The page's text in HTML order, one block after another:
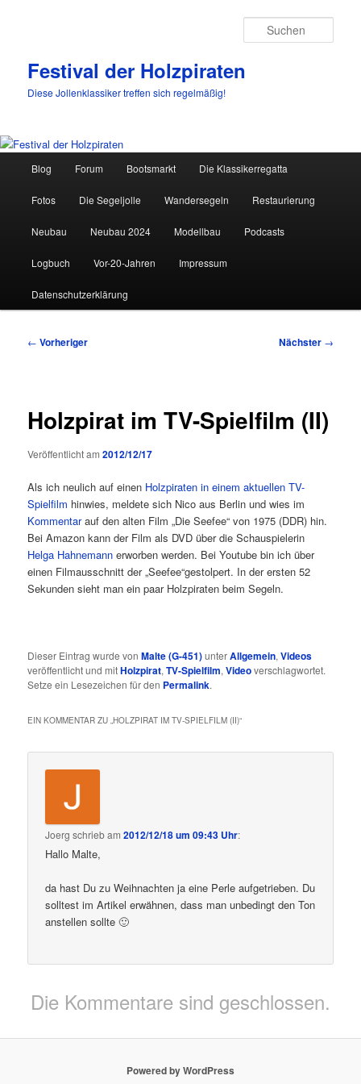
Festival der Holzpiraten
Diese Jollenklassiker treffen sich regelmäßig!
Zum
primären
Inhalt
springen
Blog Forum Bootsmarkt Die Klassikerregatta
Fotos Die Segeljolle Wandersegeln Restaurierung
Neubau Neubau 2024 Modellbau Podcasts
Logbuch Vor-20-Jahren Impressum
Datenschutzerklärung
Beitragsnavigation
← Vorheriger Nächster →
Holzpirat im TV-Spielfilm (II)
Veröffentlicht am2012/12/17
Als ich neulich auf einen Holzpiraten in einem aktuellen TV-
Spielfilm hinwies, meldete sich Nico aus Berlin und wies im
Kommentarauf den alten Film „Die Seefee“ von 1975 (DDR) hin.
Bei Amazon kann der Film als DVD über die Schauspielerin
Helga Hahnemann erworben werden. Bei Youtube bin ich über
einen Filmausschnitt der „Seefee“gestolpert. In der ersten 52
Sekunden sieht man ein paar Holzpiraten beim Segeln.
Dieser Eintrag wurde vonMalte (G-451)unterAllgemein,Videos
veröffentlicht und mitHolzpirat,TV-Spielfilm,Videoverschlagwortet.
Setze ein Lesezeichen für den Permalink.
EIN KOMMENTAR ZU „HOLZPIRAT IM TV-SPIELFILM (II)“
Joerg schriebam2012/12/18 um 09:43 Uhr:
Hallo Malte,
da hast Du zu Weihnachten ja eine Perle aufgetrieben. Du
solltest im Artikel erwähnen, dass man unbedingt den Ton
anstellen sollte 🙂
Die Kommentare sind geschlossen.
Powered by WordPress